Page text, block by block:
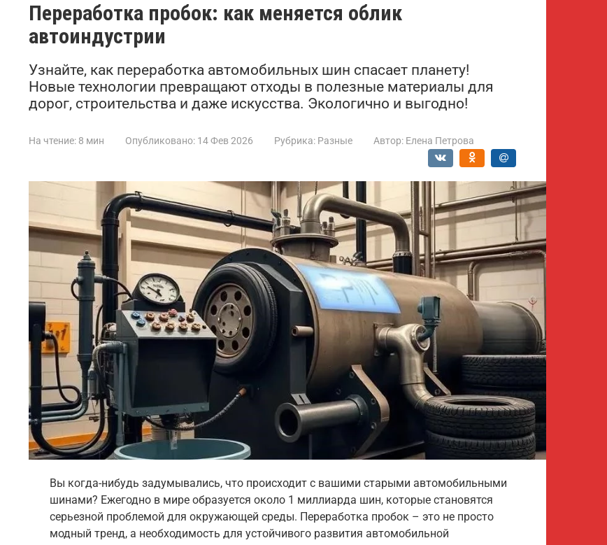
Переработка пробок: как меняется облик
автоиндустрии
Узнайте, как переработка автомобильных шин спасает планету!
Новые технологии превращают отходы в полезные материалы для
дорог, строительства и даже искусства. Экологично и выгодно!
На чтение: 8 мин Опубликовано: 14 Фев 2026 Рубрика: Разные Автор: Елена Петрова
Вы когда-нибудь задумывались, что происходит с вашими старыми автомобильными
шинами? Ежегодно в мире образуется около 1 миллиарда шин, которые становятся
серьезной проблемой для окружающей среды. Переработка пробок – это не просто
модный тренд, а необходимость для устойчивого развития автомобильной